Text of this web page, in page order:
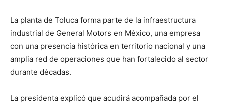
La planta de Toluca forma parte de la infraestructura
industrial de General Motors en México, una empresa
con una presencia histórica en territorio nacional y una
amplia red de operaciones que han fortalecido al sector
durante décadas.
La presidenta explicó que acudirá acompañada por el